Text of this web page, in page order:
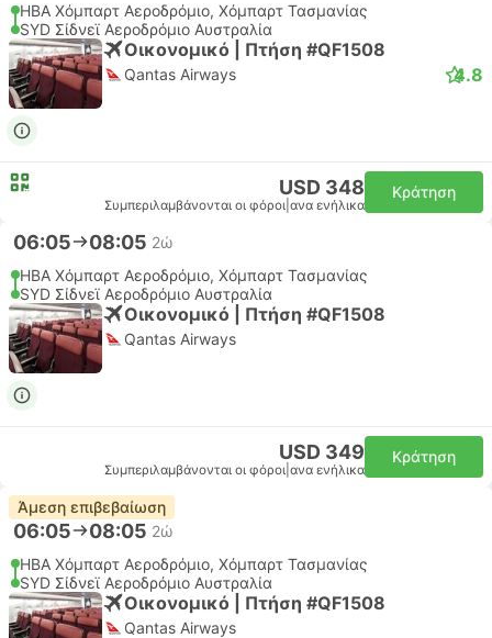
HBA Χόμπαρτ Αεροδρόμιο, Χόμπαρτ Τασμανίας
SYD Σίδνεϊ Αεροδρόμιο Αυστραλία
Οικονομικό | Πτήση #QF1508
Qantas Airways 4.8
USD 348
Συμπεριλαμβάνονται οι φόροι ανα ενήλικα
Κράτηση
06:05 08:05 2ώ
HBA Χόμπαρτ Αεροδρόμιο, Χόμπαρτ Τασμανίας
SYD Σίδνεϊ Αεροδρόμιο Αυστραλία
Οικονομικό | Πτήση #QF1508
Qantas Airways
USD 349
Συμπεριλαμβάνονται οι φόροι ανα ενήλικα
Κράτηση
Άμεση επιβεβαίωση
06:05 08:05 2ώ
HBA Χόμπαρτ Αεροδρόμιο, Χόμπαρτ Τασμανίας
SYD Σίδνεϊ Αεροδρόμιο Αυστραλία
Οικονομικό | Πτήση #QF1508
Qantas Airways